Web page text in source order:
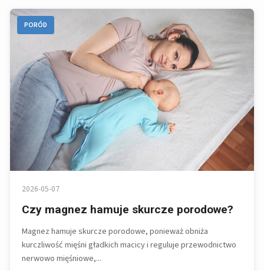
PORÓD
2026-05-07
Czy magnez hamuje skurcze porodowe?
Magnez hamuje skurcze porodowe, ponieważ obniża
kurczliwość mięśni gładkich macicy i reguluje przewodnictwo
nerwowo mięśniowe,...